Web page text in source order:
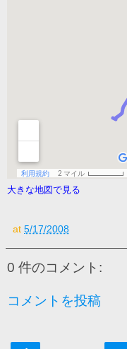
大きな地図で見る
at 5/17/2008
0 件のコメント:
コメントを投稿